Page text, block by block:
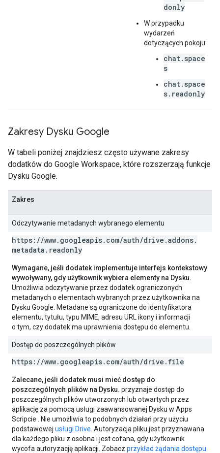
donly
W przypadku
wydarzeń
dotyczących pokoju:
chat.space
s
chat.space
s.readonly
Zakresy Dysku Google
W tabeli poniżej znajdziesz często używane zakresy
dodatków do Google Workspace, które rozszerzają funkcje
Dysku Google.
Zakres
Odczytywanie metadanych wybranego elementu
https: //www. googleapis. com/auth/drive .addons.
metadata . readonly
Wymagane, jeśli dodatek implementuje interfejs kontekstowy
wywoływany, gdy użytkownik wybiera elementy na Dysku.
Umożliwia odczytywanie przez dodatek ograniczonych
metadanych o elementach wybranych przez użytkownika na
Dysku Google. Metadane są ograniczone do identyfikatora
elementu, tytułu, typu MIME, adresu URL ikony i informacji
o tym, czy dodatek ma uprawnienia dostępu do elementu.
Dostęp do poszczególnych plików
https: //www. googleapis. com/auth/drive . file
Zalecane, jeśli dodatek musi mieć dostęp do
poszczególnych plików na Dysku. przyznaje dostęp do
poszczególnych plików utworzonych lub otwartych przez
aplikację za pomocą usługi zaawansowanej Dysku w Apps
Scripcie
. Nie umożliwia to podobnych działań przy użyciu
podstawowej usługi Drive . Autoryzacja pliku jest przyznawana
dla każdego pliku z osobna i jest cofana, gdy użytkownik
wycofa autoryzację aplikacji. Zobacz przykład żądania dostępu